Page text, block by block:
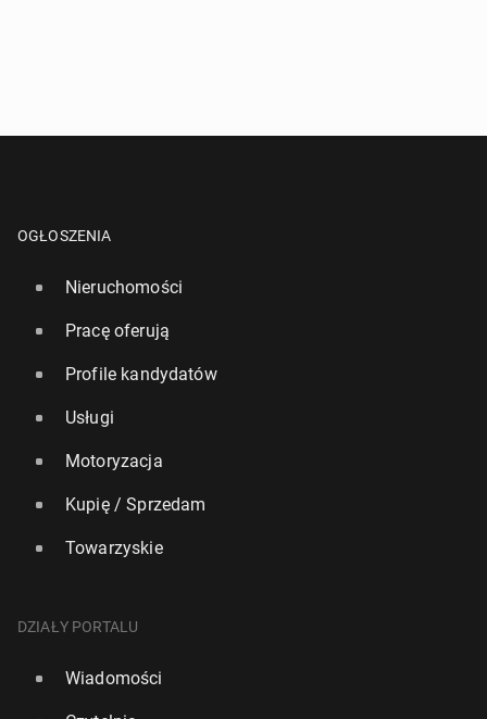
OGŁOSZENIA
Nieruchomości
Pracę oferują
Profile kandydatów
Usługi
Motoryzacja
Kupię / Sprzedam
Towarzyskie
DZIAŁY PORTALU
Wiadomości